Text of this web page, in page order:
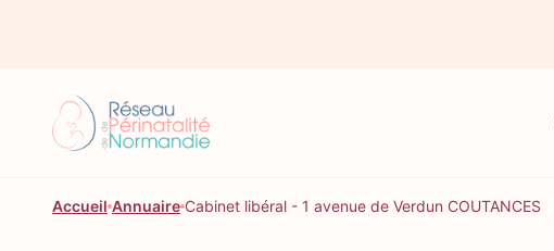
Accueil Annuaire Cabinet libéral - 1 avenue de Verdun COUTANCES